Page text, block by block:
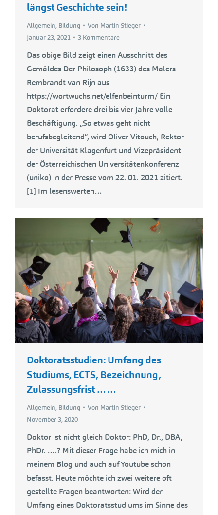
längst Geschichte sein!
Allgemein, Bildung Von Martin Stieger
Januar 23, 2021
3 Kommentare
Das obige Bild zeigt einen Ausschnitt des
Gemäldes Der Philosoph (1633) des Malers
Rembrandt van Rijn aus
https://wortwuchs.net/elfenbeinturm/ Ein
Doktorat erfordere drei bis vier Jahre volle
Beschäftigung. „So etwas geht nicht
berufsbegleitend“, wird Oliver Vitouch, Rektor
der Universität Klagenfurt und Vizepräsident
der Österreichischen Universitätenkonferenz
(uniko) in der Presse vom 22. 01. 2021 zitiert.
[1] Im lesenswerten…
Doktoratsstudien: Umfang des
Studiums, ECTS, Bezeichnung,
Zulassungsfrist ……
Allgemein, Bildung Von Martin Stieger
November 3, 2020
Doktor ist nicht gleich Doktor: PhD, Dr., DBA,
PhDr. ….? Mit dieser Frage habe ich mich in
meinem Blog und auch auf Youtube schon
befasst. Heute möchte ich zwei weitere oft
gestellte Fragen beantworten: Wird der
Umfang eines Doktoratsstudiums im Sinne des